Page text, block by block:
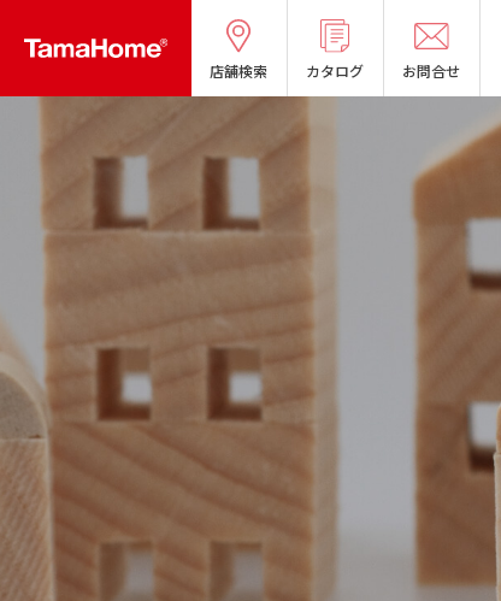
店舗検索 カタログ お問合せ
タマホームの考
リフォーム
分譲マン
オーナー